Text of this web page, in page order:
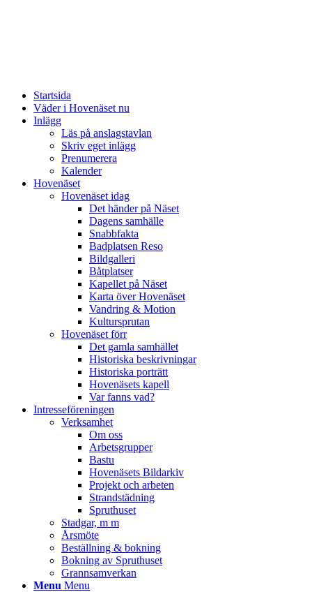
Startsida
Väder i Hovenäset nu
Inlägg
Läs på anslagstavlan
Skriv eget inlägg
Prenumerera
Kalender
Hovenäset
Hovenäset idag
Det händer på Näset
Dagens samhälle
Snabbfakta
Badplatsen Reso
Bildgalleri
Båtplatser
Kapellet på Näset
Karta över Hovenäset
Vandring & Motion
Kultursprutan
Hovenäset förr
Det gamla samhället
Historiska beskrivningar
Historiska porträtt
Hovenäsets kapell
Var fanns vad?
Intresseföreningen
Verksamhet
Om oss
Arbetsgrupper
Bastu
Hovenäsets Bildarkiv
Projekt och arbeten
Strandstädning
Spruthuset
Stadgar, m m
Årsmöte
Beställning & bokning
Bokning av Spruthuset
Grannsamverkan
Menu Menu